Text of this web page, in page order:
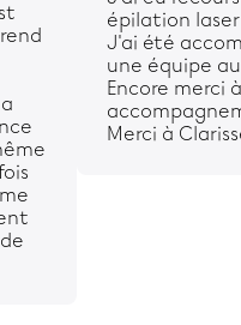
épilation
J'ai été
une équipe
Encore merci
Merci à